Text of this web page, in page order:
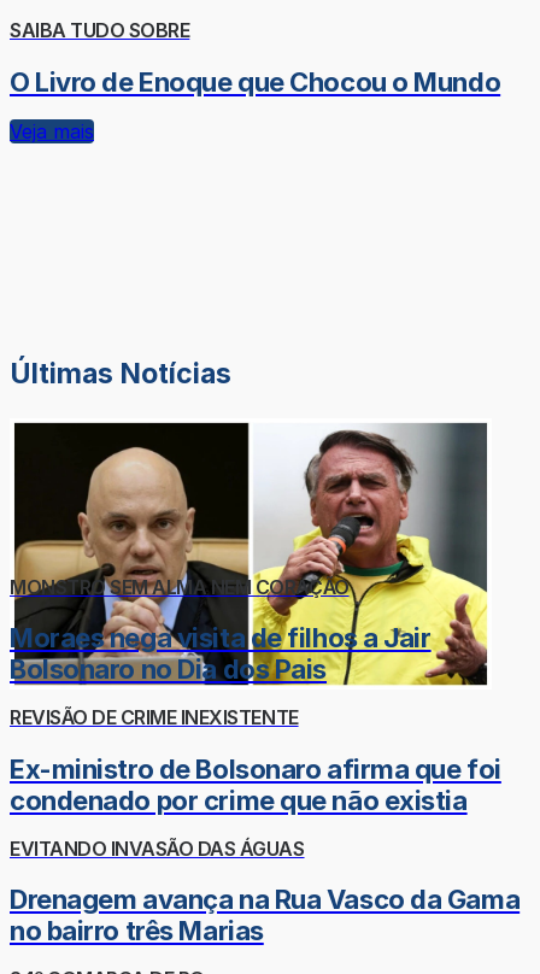
SAIBA TUDO SOBRE
O Livro de Enoque que Chocou o Mundo
Veja mais
Últimas Notícias
MONSTRO SEM ALMA NEM CORAÇÃO
Moraes nega visita de filhos a Jair
Bolsonaro no Dia dos Pais
REVISÃO DE CRIME INEXISTENTE
Ex-ministro de Bolsonaro afirma que foi
condenado por crime que não existia
EVITANDO INVASÃO DAS ÁGUAS
Drenagem avança na Rua Vasco da Gama
no bairro três Marias